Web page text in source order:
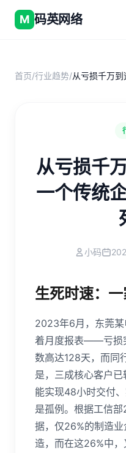
M 码英网络
首页/行业趋势/
从亏损千
一个传统
小码
生死时速：
2023年6月，东莞
着月度报表——亏损
数高达128天，而同
是，三成核心客户
能实现48小时交付
是孤例。根据工信
据，仅26%的制造
造，而在这26%中